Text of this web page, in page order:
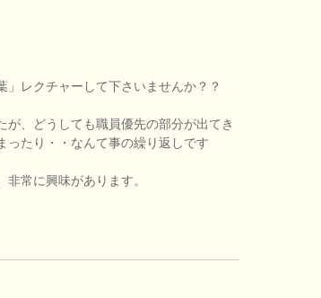
」レクチャーして下さいませんか？？
が、どうしても職員優先の部分が出てき
ったり・・なんて事の繰り返しです
常に興味があります。